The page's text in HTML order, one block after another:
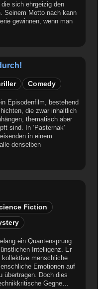
sich ehrgeizig den
Seinem Motto nach kann
gewinnen, wenn man
Comedy
Episodenfilm, bestehend
die zwar inhaltlich
thematisch aber
sind. In ‘Pasternak’
in einem
denselben
Fiction
ein Quantensprung
Intelligenz. Er
menschliche
Emotionen auf
übertragen. Doch dies
Gegne…